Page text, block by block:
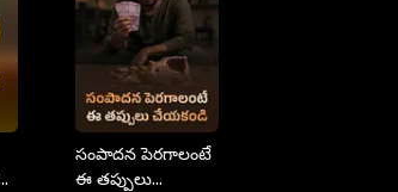
సంపాదన పెరగాలంటే
ఈ తప్పులు